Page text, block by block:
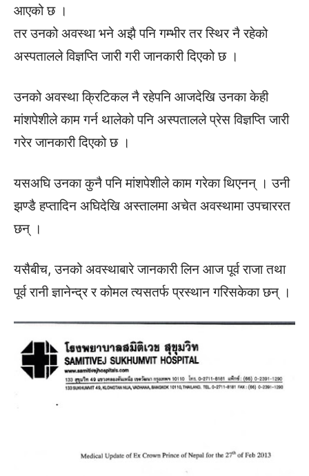
आएको छ ।
तर उनको अवस्था भने अझै पनि गम्भीर तर स्थिर नै रहेको
अस्पतालले विज्ञप्ति जारी गरी जानकारी दिएको छ ।
उनको अवस्था क्रिटिकल नै रहेपनि आजदेखि उनका केही
मांशपेशीले काम गर्न थालेको पनि अस्पतालले प्रेस विज्ञप्ति जारी
गरेर जानकारी दिएको छ ।
यसअघि उनका कुनै पनि मांशपेशीले काम गरेका थिएनन् । उनी
झण्डै हप्तादिन अघिदेखि अस्तालमा अचेत अवस्थामा उपचाररत
छन् ।
यसैबीच, उनको अवस्थाबारे जानकारी लिन आज पूर्व राजा तथा
पूर्व रानी ज्ञानेन्द्र र कोमल त्यसतर्फ प्रस्थान गरिसकेका छन् ।